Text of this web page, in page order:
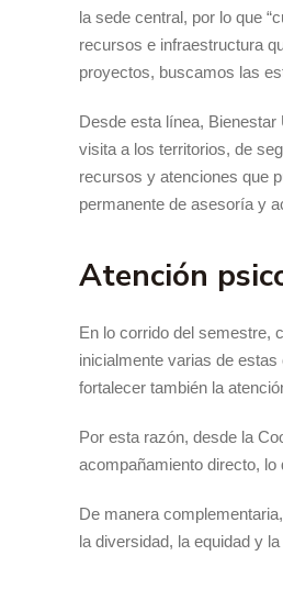
la sede central, por lo que
recursos e infraestructura
proyectos, buscamos las
Desde esta línea,
visita a los territorios, de
recursos y atenciones que
permanente de asesoría y
Atención
En lo corrido del semestre,
inicialmente varias de
fortalecer también la
Por esta razón, desde la
acompañamiento directo,
De manera
la diversidad, la equidad y